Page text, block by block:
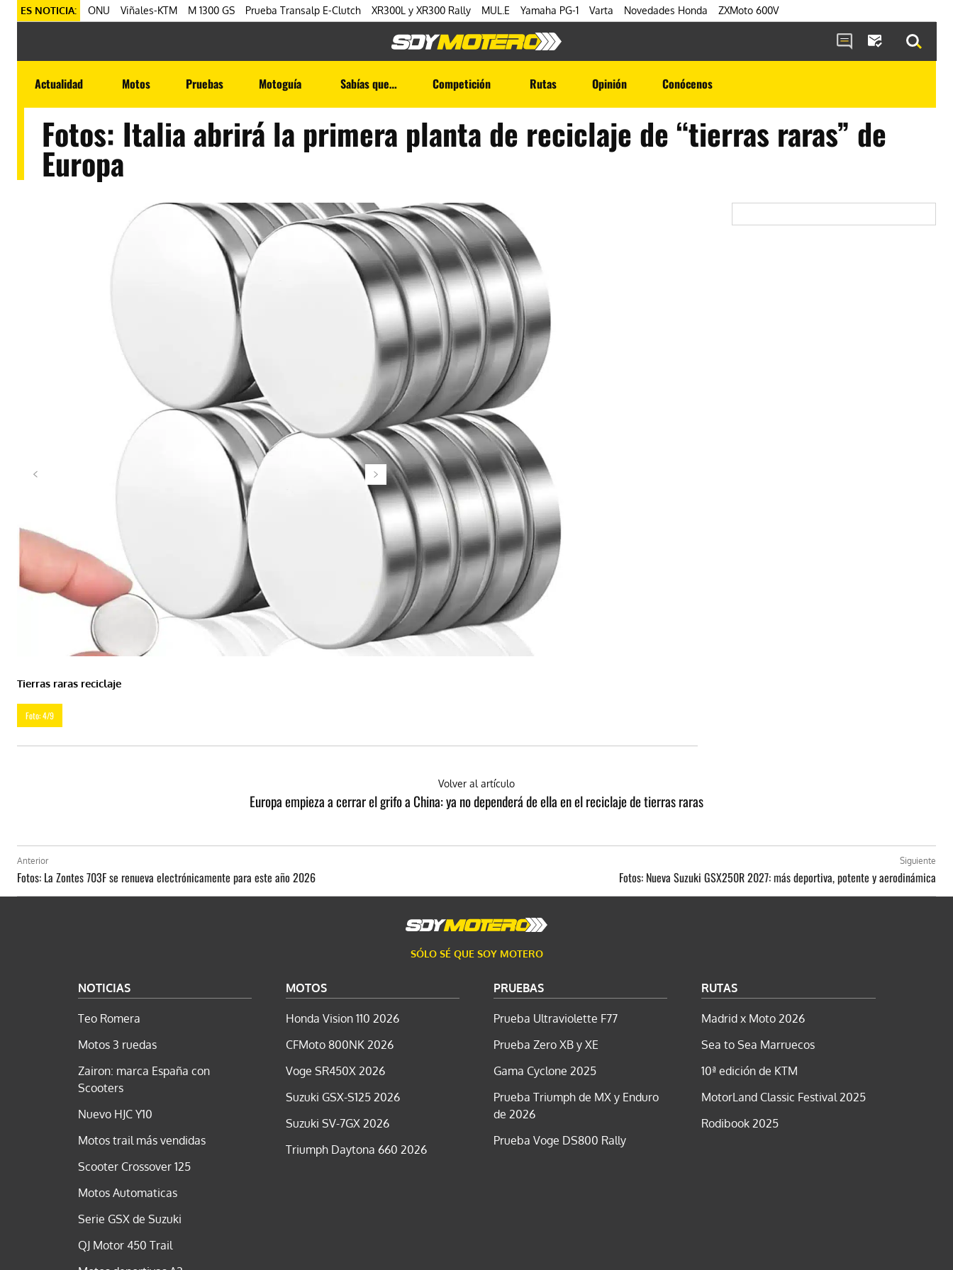
ES NOTICIA: ONU Viñales-KTM M 1300 GS Prueba Transalp E-Clutch XR300L y XR300 Rally MUL.E Yamaha PG-1 Varta Novedades Honda ZXMoto 600V
Actualidad Motos Pruebas Motoguía Sabías que… Competición Rutas Opinión Conócenos
Fotos: Italia abrirá la primera planta de reciclaje de “tierras raras” de
Europa
Tierras raras reciclaje
Foto: 4/9
Volver al artículo
Europa empieza a cerrar el grifo a China: ya no dependerá de ella en el reciclaje de tierras raras
Anterior
Fotos: La Zontes 703F se renueva electrónicamente para este año 2026
Siguiente
Fotos: Nueva Suzuki GSX250R 2027: más deportiva, potente y aerodinámica
SÓLO SÉ QUE SOY MOTERO
NOTICIAS
Teo Romera
Motos 3 ruedas
Zairon: marca España con
Scooters
Nuevo HJC Y10
Motos trail más vendidas
Scooter Crossover 125
Motos Automaticas
Serie GSX de Suzuki
QJ Motor 450 Trail
MOTOS
Honda Vision 110 2026
CFMoto 800NK 2026
Voge SR450X 2026
Suzuki GSX-S125 2026
Suzuki SV-7GX 2026
Triumph Daytona 660 2026
PRUEBAS
Prueba Ultraviolette F77
Prueba Zero XB y XE
Gama Cyclone 2025
Prueba Triumph de MX y Enduro
de 2026
Prueba Voge DS800 Rally
RUTAS
Madrid x Moto 2026
Sea to Sea Marruecos
10ª edición de KTM
MotorLand Classic Festival 2025
Rodibook 2025